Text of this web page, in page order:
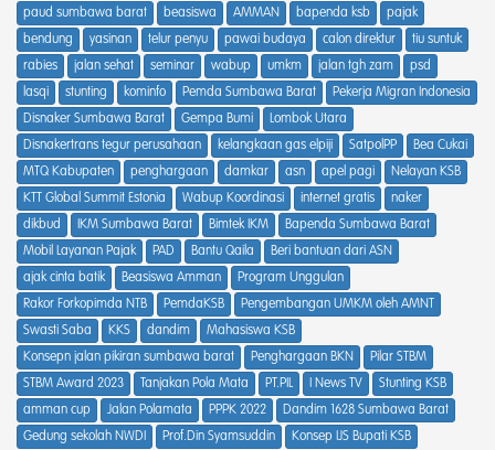
paud sumbawa barat
beasiswa AMMAN bapenda ksb
pajak
bendung
yasinan telur penyu pawai budaya calon direktur
tiu suntuk
rabies
jalan sehat seminar wabup umkm jalan tgh zam
psd
lasqi
stunting kominfo Pemda Sumbawa Barat
Pekerja Migran Indonesia
Disnaker Sumbawa Barat
Gempa Bumi
Lombok Utara
Disnakertrans tegur perusahaan
kelangkaan gas elpiji SatpolPP
Bea Cukai
MTQ Kabupaten
penghargaan damkar asn apel pagi
Nelayan KSB
KTT Global Summit Estonia
Wabup Koordinasi internet gratis
naker
dikbud
IKM Sumbawa Barat Bimtek IKM
Bapenda Sumbawa Barat
Mobil Layanan Pajak
PAD Bantu Qaila
Beri bantuan dari ASN
ajak cinta batik
Beasiswa Amman
Program Unggulan
Rakor Forkopimda NTB
PemdaKSB
Pengembangan UMKM oleh AMNT
Swasti Saba
KKS dandim
Mahasiswa KSB
Konsepn jalan pikiran sumbawa barat
Penghargaan BKN
Pilar STBM
STBM Award 2023
Tanjakan Pola Mata PT.PIL I News TV
Stunting KSB
amman cup
Jalan Polamata PPPK 2022
Dandim 1628 Sumbawa Barat
Gedung sekolah NWDI
Prof.Din Syamsuddin
Konsep IJS Bupati KSB